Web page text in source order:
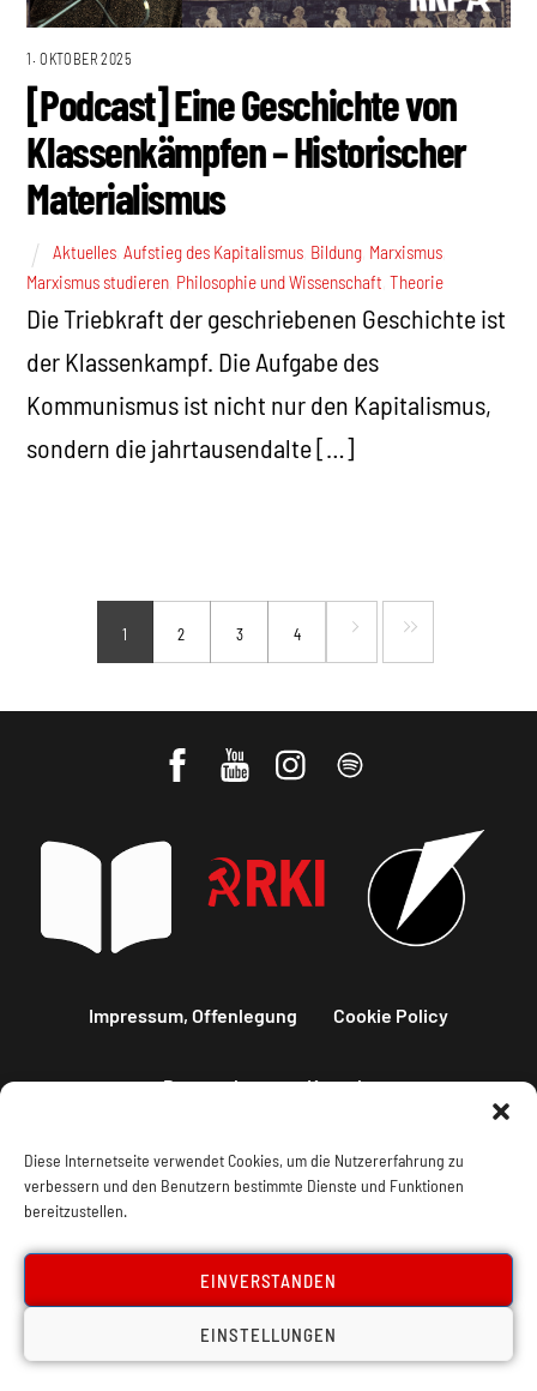
Diese Internetseite verwendet Cookies, um die Nutzererfahrung zu
verbessern und den Benutzern bestimmte Dienste und Funktionen
bereitzustellen.
EINVERSTANDEN
EINSTELLUNGEN
1. OKTOBER 2025
[Podcast] Eine Geschichte von
Klassenkämpfen – Historischer
Materialismus
Aktuelles ,Aufstieg des Kapitalismus Bildung Marxismus
Marxismus studieren Philosophie und Wissenschaft ,Theorie
Die Triebkraft der geschriebenen Geschichte ist
der Klassenkampf. Die Aufgabe des
Kommunismus ist nicht nur den Kapitalismus,
sondern die jahrtausendalte […]
1 2 3 4
Impressum, Offenlegung Cookie Policy
Datenschutz Kontakt